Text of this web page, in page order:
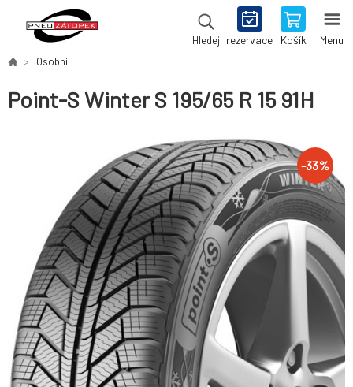
Hledej rezervace Košík Menu
Osobní
Point-S Winter S 195/65 R 15 91H
-33%